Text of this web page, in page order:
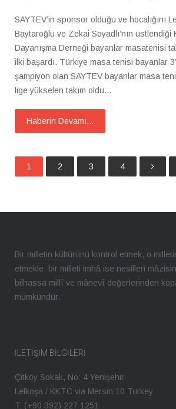
SAYTEV’in sponsor olduğu ve hocalığını
Baytaroğlu ve Zekai Soyadlı’nın üstlendiği
Dayanışma Derneği bayanlar masatenisi
ilki başardı. Türkiye masa tenisi bayanlar
şampiyon olan SAYTEV bayanlar masa
lige yükselen takım oldu...
Haberin Devamı...
1 2 3 4
Bir milletin kültürünü kontrol etmek, o
etmekle; bir milleti imhâ ise nesilleri
bilhassa millî ve mânevî değerlerinden
mümkündür.
İLETIŞIM BILGILERI
Çitköy Sokak, No: 4 Yenişehir
Lefkoşa / KKTC via Mersin 10 Turkey
T: (+90 392) 227 1251